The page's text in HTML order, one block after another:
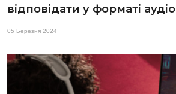
відповідати у форматі аудіо
05 Березня 2024